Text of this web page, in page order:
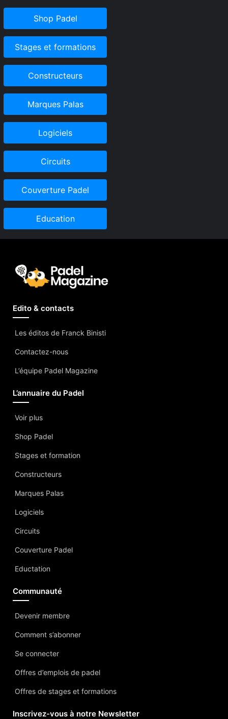
Shop Padel
Stages et formations
Constructeurs
Marques Palas
Logiciels
Circuits
Couverture Padel
Education
Edito & contacts
Les éditos de Franck Binisti
Contactez-nous
L’équipe Padel Magazine
L’annuaire du Padel
Voir plus
Shop Padel
Stages et formation
Constructeurs
Marques Palas
Logiciels
Circuits
Couverture Padel
Eductation
Communauté
Devenir membre
Comment s’abonner
Se connecter
Offres d’emplois de padel
Offres de stages et formations
Inscrivez-vous à notre Newsletter